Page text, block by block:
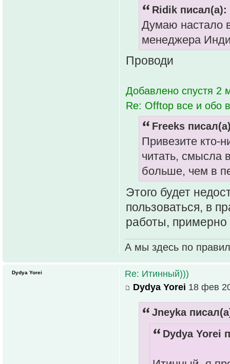
Ridik писал(а):
Думаю настало
менеджера
Проводи
Добавлено спустя 2
Re: Offtop все и обо
Freeks
Привезите кто-
читать, смысла
больше, чем в
Этого будет
пользоваться, в
работы, примерно
А мы здесь по
Re: Итинный)))
Dydya Yorei 18 фев
Jneyka
Dydya Yorei
Dydya Yorei